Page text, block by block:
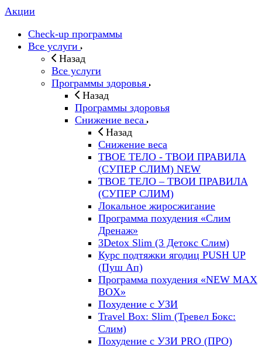
Акции
Check-up программы
Все услуги
Назад
Все услуги
Программы здоровья
Назад
Программы здоровья
Снижение веса
Назад
Снижение веса
ТВОЕ ТЕЛО - ТВОИ ПРАВИЛА
(СУПЕР СЛИМ) NEW
ТВОЕ ТЕЛО – ТВОИ ПРАВИЛА
(СУПЕР СЛИМ)
Локальное жиросжигание
Программа похудения «Слим
Дренаж»
3Detox Slim (3 Детокс Слим)
Курс подтяжки ягодиц PUSH UP
(Пуш Ап)
Программа похудения «NEW MAX
BOX»
Похудение с УЗИ
Travel Box: Slim (Тревел Бокс:
Слим)
Похудение с УЗИ PRO (ПРО)